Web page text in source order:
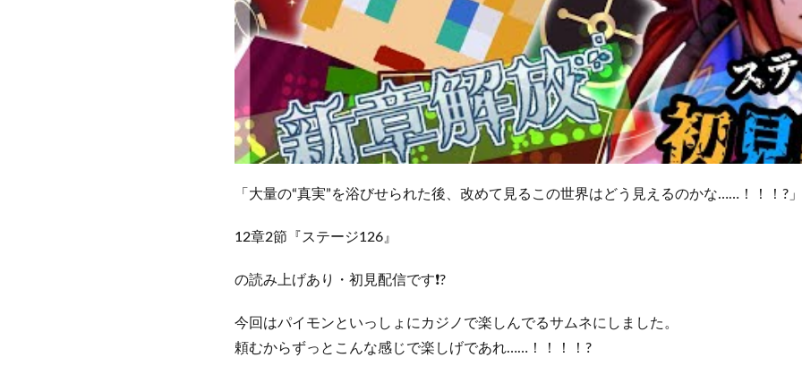
「大量の“真実”を浴びせられた後、改めて見るこの世界はどう見えるのかな……！！！?」
12章2節『ステージ126』
の読み上げあり・初見配信です❗?
今回はパイモンといっしょにカジノで楽しんでるサムネにしました。
頼むからずっとこんな感じで楽しげであれ……！！！！?